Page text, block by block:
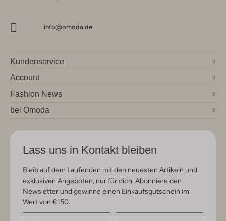
info@omoda.de
Kundenservice
Account
Fashion News
bei Omoda
Lass uns in Kontakt bleiben
Bleib auf dem Laufenden mit den neuesten Artikeln und
exklusiven Angeboten, nur für dich. Abonniere den
Newsletter und gewinne einen Einkaufsgutschein im
Wert von €150.